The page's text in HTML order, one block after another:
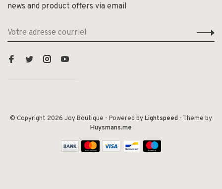
news and product offers via email
© Copyright 2026 Joy Boutique - Powered byLightspeed - Theme by
Huysmans.me